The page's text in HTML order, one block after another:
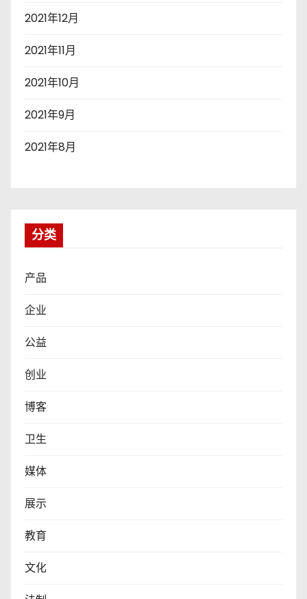
2021年12月
2021年11月
2021年10月
2021年9月
2021年8月
分类
产品
企业
公益
创业
博客
卫生
媒体
展示
教育
文化